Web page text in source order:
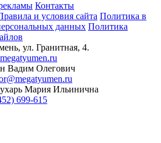
Контакты
и условия сайта Политика в
данных Политика
ул. Гранитная, 4.
Вадим Олегович
Мария Ильинична
699-615